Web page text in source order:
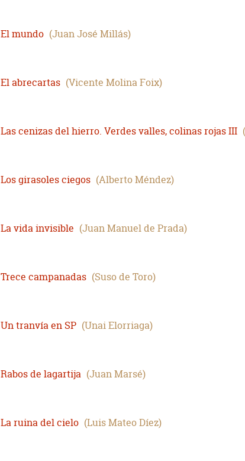
El mundo Juan José Millás
El abrecartas Vicente Molina Foix
Las cenizas del hierro. Verdes valles, colinas rojas III
Los girasoles ciegos Alberto Méndez
La vida invisible Juan Manuel de Prada
Trece campanadas Suso de Toro
Un tranvía en SP Unai Elorriaga
Rabos de lagartija Juan Marsé
La ruina del cielo Luis Mateo Díez